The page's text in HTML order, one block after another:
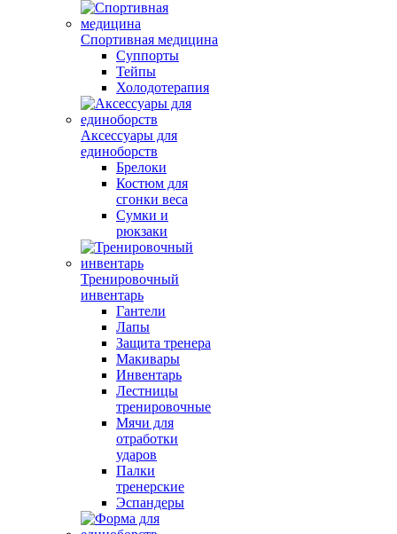
Спортивная медицина
Суппорты
Тейпы
Холодотерапия
Аксессуары для
единоборств
Брелоки
Костюм для
сгонки веса
Сумки и
рюкзаки
Тренировочный
инвентарь
Гантели
Лапы
Защита тренера
Макивары
Инвентарь
Лестницы
тренировочные
Мячи для
отработки
ударов
Палки
тренерские
Эспандеры